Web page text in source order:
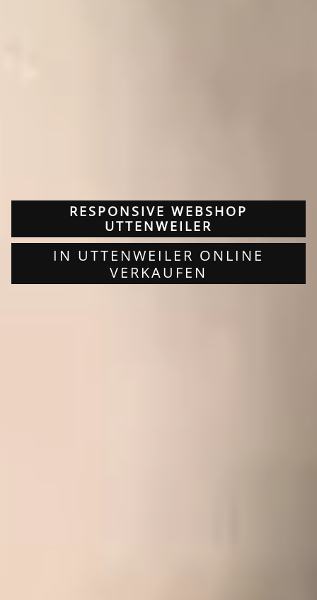
RESPONSIVE WEBSHOP
UTTENWEILER
IN UTTENWEILER ONLINE
VERKAUFEN